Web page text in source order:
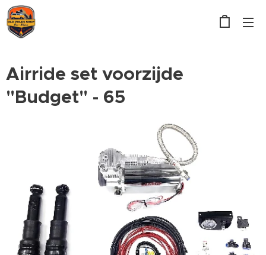
Airride set voorzijde
"Budget" - 65